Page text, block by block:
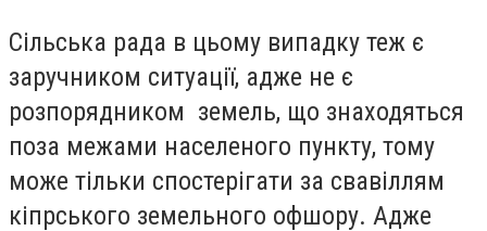
Сільська рада в цьому випадку теж є
заручником ситуації, адже не є
розпорядником земель, що знаходяться
поза межами населеного пункту, тому
може тільки спостерігати за свавіллям
кіпрського земельного офшору. Адже